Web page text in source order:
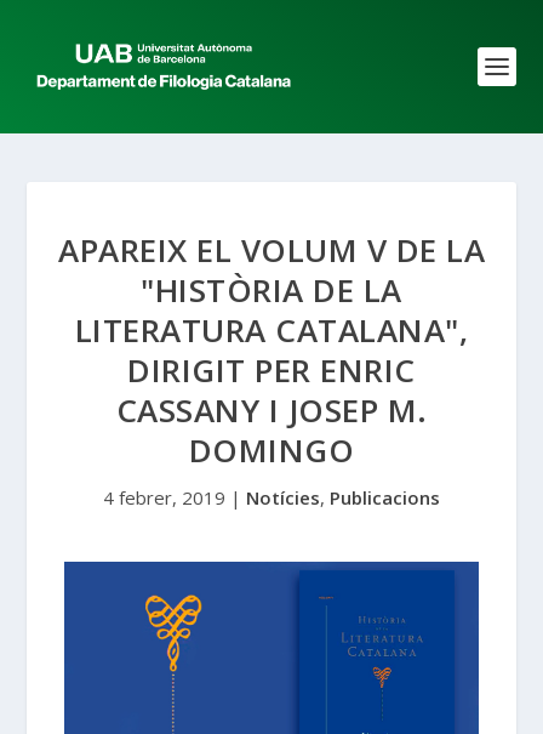
APAREIX EL VOLUM V DE LA
"HISTÒRIA DE LA
LITERATURA CATALANA",
DIRIGIT PER ENRIC
CASSANY I JOSEP M.
DOMINGO
4 febrer, 2019 | Notícies, Publicacions